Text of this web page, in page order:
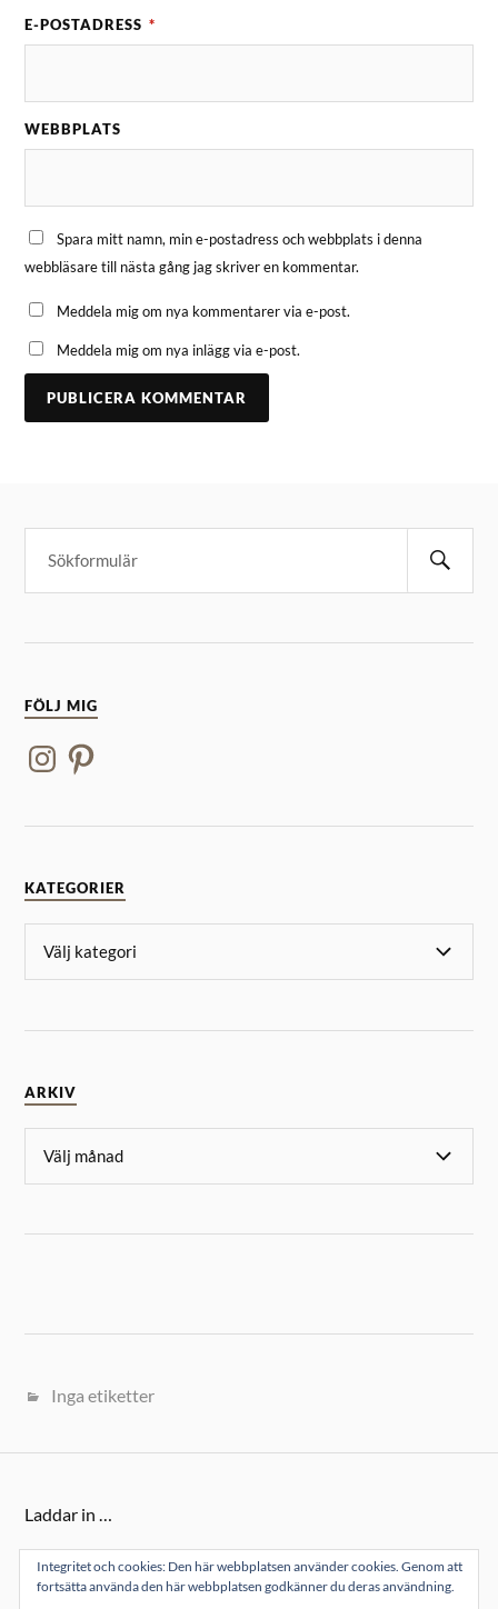
E-POSTADRESS *
WEBBPLATS
Spara mitt namn, min e-postadress och webbplats i denna
webbläsare till nästa gång jag skriver en kommentar.
Meddela mig om nya kommentarer via e-post.
Meddela mig om nya inlägg via e-post.
FÖLJ MIG
KATEGORIER
ARKIV
Inga etiketter
Laddar in …
Integritet och cookies: Den här webbplatsen använder cookies. Genom att
fortsätta använda den här webbplatsen godkänner du deras användning.